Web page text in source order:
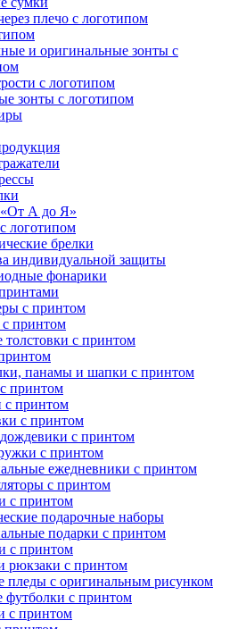
плечо с логотипом
и оригинальные зонты с
с логотипом
зонты с логотипом
А до Я»
логотипом
брелки
индивидуальной защиты
фонарики
с принтом
принтом
толстовки с принтом
панамы и шапки с принтом
принтом
принтом
с принтом
с принтом
с принтом
ежедневники с принтом
с принтом
с принтом
подарочные наборы
подарки с принтом
с принтом
рюкзаки с принтом
пледы с оригинальным рисунком
футболки с принтом
с принтом